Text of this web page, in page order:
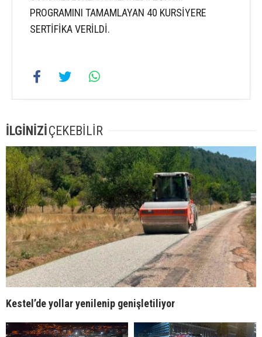
PROGRAMINI TAMAMLAYAN 40 KURSİYERE
SERTİFİKA VERİLDİ.
İLGİNİZİÇEKEBİLİR
Kestel’de yollar yenilenip genişletiliyor